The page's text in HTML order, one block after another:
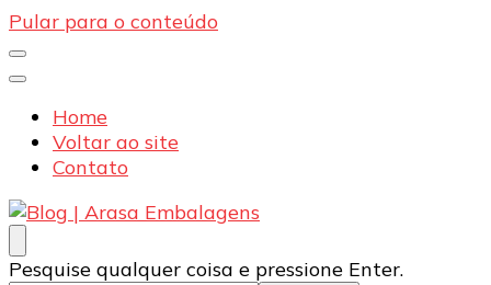
Pular para o conteúdo
Home
Voltar ao site
Contato
Blog | Arasa Embalagens
Confira conteúdos sobre embalagens para pizzas,
Procurando
Pesquise qualquer coisa e pressione Enter.